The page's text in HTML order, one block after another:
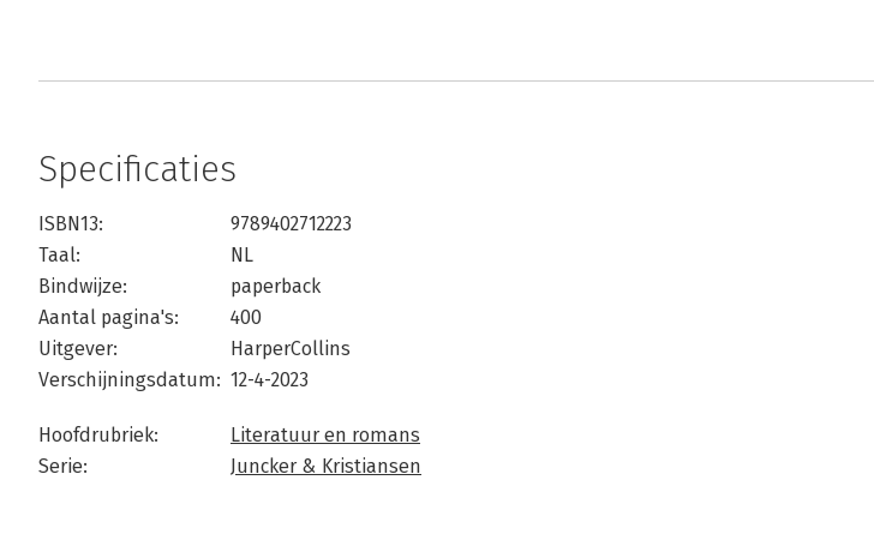
Specificaties
ISBN13:
9789402712223
Taal:
NL
Bindwijze:
paperback
Aantal pagina's:
400
Uitgever:
HarperCollins
Verschijningsdatum: 12-4-2023
Hoofdrubriek:
Literatuur en romans
Serie:
Juncker & Kristiansen